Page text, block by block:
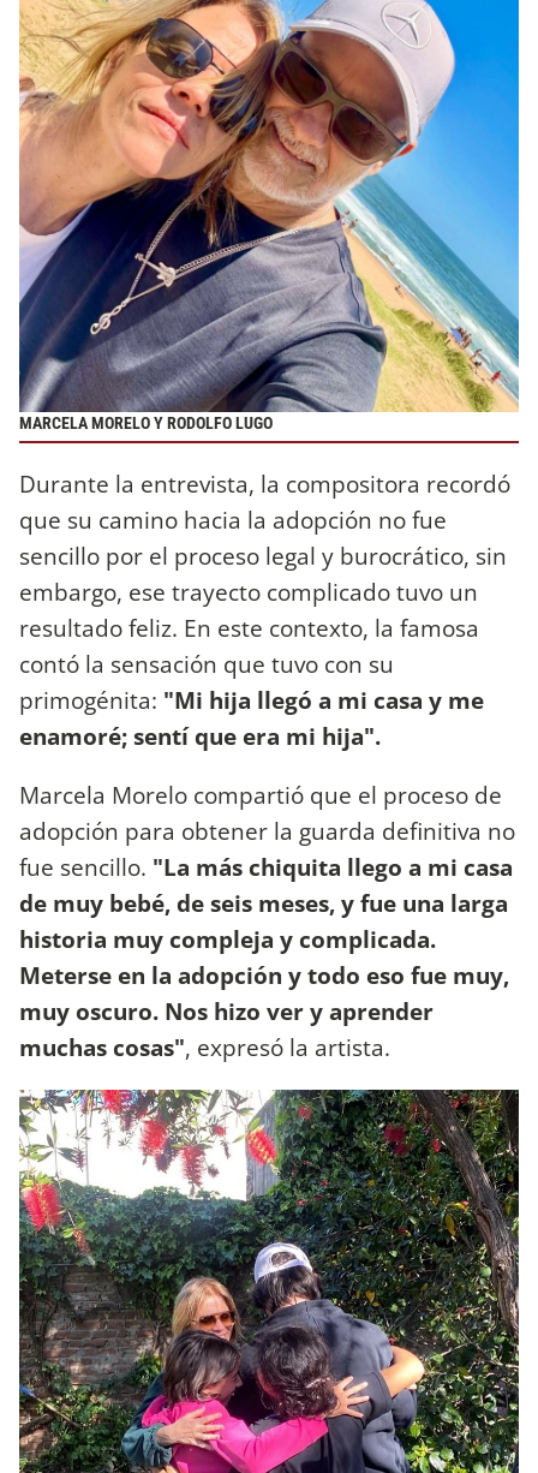
MARCELA MORELO Y RODOLFO LUGO
Durante la entrevista, la compositora recordó
que su camino hacia la adopción no fue
sencillo por el proceso legal y burocrático, sin
embargo, ese trayecto complicado tuvo un
resultado feliz. En este contexto, la famosa
contó la sensación que tuvo con su
primogénita: "Mi hija llegó a mi casa y me
enamoré; sentí que era mi hija".
Marcela Morelo compartió que el proceso de
adopción para obtener la guarda definitiva no
fue sencillo. "La más chiquita llego a mi casa
de muy bebé, de seis meses, y fue una larga
historia muy compleja y complicada.
Meterse en la adopción y todo eso fue muy,
muy oscuro. Nos hizo ver y aprender
muchas cosas", expresó la artista.